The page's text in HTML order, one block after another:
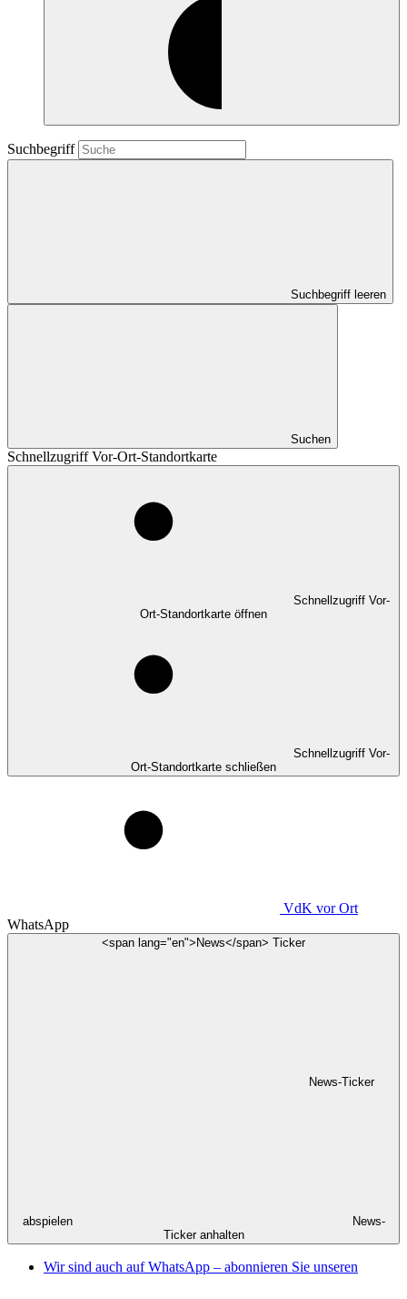
Suchbegriff
Suchbegriff leeren
Suchen
Schnellzugriff Vor-Ort-Standortkarte
Schnellzugriff Vor-
Ort-Standortkarte öffnen
Schnellzugriff Vor-
Ort-Standortkarte schließen
VdK vor Ort
WhatsApp
<span lang="en">News</span> Ticker
News-Ticker
abspielen
News-
Ticker anhalten
Wir sind auch auf WhatsApp – abonnieren Sie unseren